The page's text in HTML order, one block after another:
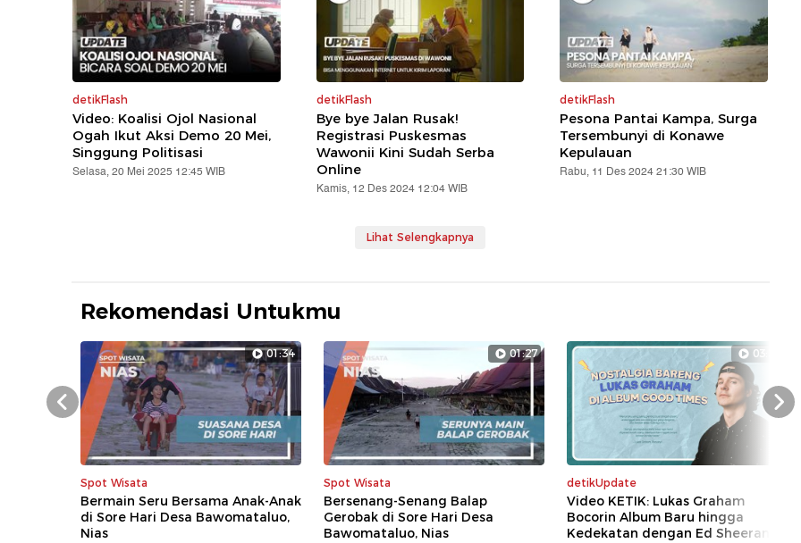
detikFlash
Video: Koalisi Ojol Nasional
Ogah Ikut Aksi Demo 20 Mei,
Singgung Politisasi
Selasa, 20 Mei 2025 12:45 WIB
detikFlash
Bye bye Jalan Rusak!
Registrasi Puskesmas
Wawonii Kini Sudah Serba
Online
Kamis, 12 Des 2024 12:04 WIB
detikFlash
Pesona Pantai Kampa, Surga
Tersembunyi di Konawe
Kepulauan
Rabu, 11 Des 2024 21:30 WIB
Lihat Selengkapnya
Rekomendasi Untukmu
01:34
Spot Wisata
Bermain Seru Bersama Anak-Anak
di Sore Hari Desa Bawomataluo,
Nias
01:27
Spot Wisata
Bersenang-Senang Balap
Gerobak di Sore Hari Desa
Bawomataluo, Nias
03:35
detikUpdate
Video KETIK: Lukas Graham
Bocorin Album Baru hingga
Kedekatan dengan Ed Sheeran
Prev Next